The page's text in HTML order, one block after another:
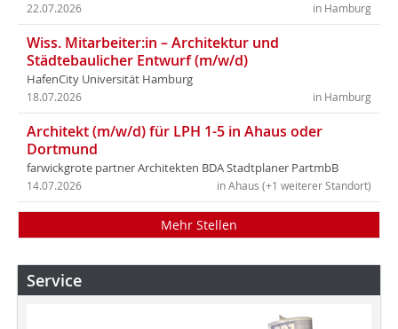
in Hamburg
22.07.2026
Wiss. Mitarbeiter:in – Architektur und
Städtebaulicher Entwurf (m/w/d)
HafenCity Universität Hamburg
in Hamburg
18.07.2026
Architekt (m/w/d) für LPH 1-5 in Ahaus oder
Dortmund
farwickgrote partner Architekten BDA Stadtplaner PartmbB
in Ahaus (+1 weiterer Standort)
14.07.2026
Mehr Stellen
Service